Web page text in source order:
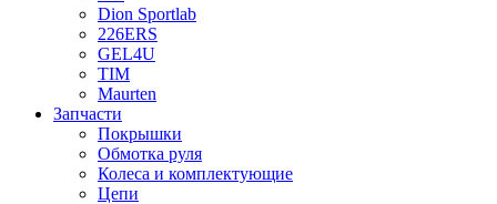
Dion Sportlab
226ERS
GEL4U
TIM
Maurten
Запчасти
Покрышки
Обмотка руля
Колеса и комплектующие
Цепи